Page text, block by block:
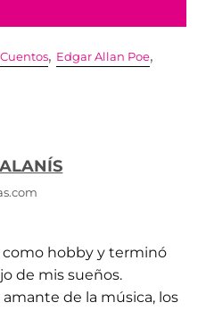
Cuentos, Edgar Allan Poe,
como hobby y terminó
de mis sueños.
de la música, los